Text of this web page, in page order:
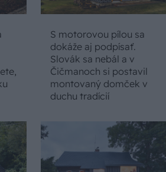
S motorovou pílou sa
dokáže aj podpísať.
Slovák sa nebál a v
Čičmanoch si postavil
montovaný domček v
duchu tradícií